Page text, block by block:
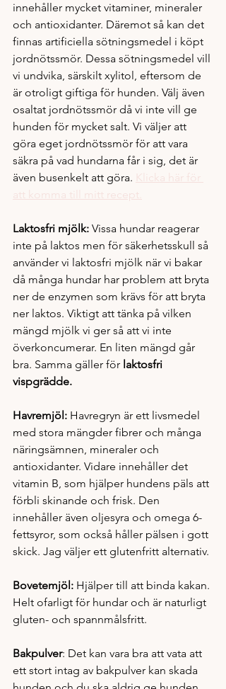
innehåller mycket vitaminer, mineraler
och antioxidanter. Däremot så kan det
finnas artificiella sötningsmedel i köpt
jordnötssmör. Dessa sötningsmedel vill
vi undvika, särskilt xylitol, eftersom de
är otroligt giftiga för hunden. Välj även
osaltat jordnötssmör då vi inte vill ge
hunden för mycket salt. Vi väljer att
göra eget jordnötssmör för att vara
säkra på vad hundarna får i sig, det är
även busenkelt att göra.
Klicka här för
att komma till mitt recept.
Laktosfri mjölk: Vissa hundar reagerar
inte på laktos men för säkerhetsskull så
använder vi laktosfri mjölk när vi bakar
då många hundar har problem att bryta
ner de enzymen som krävs för att bryta
ner laktos. Viktigt att tänka på vilken
mängd mjölk vi ger så att vi inte
överkoncumerar. En liten mängd går
bra. Samma gäller för laktosfri
vispgrädde.
Havremjöl: Havregryn är ett livsmedel
med stora mängder fibrer och många
näringsämnen, mineraler och
antioxidanter. Vidare innehåller det
vitamin B, som hjälper hundens päls att
förbli skinande och frisk. Den
innehåller även oljesyra och omega 6-
fettsyror, som också håller pälsen i gott
skick. Jag väljer ett glutenfritt alternativ.
Bovetemjöl: Hjälper till att binda kakan.
Helt ofarligt för hundar och är naturligt
gluten- och spannmålsfritt.
Bakpulver: Det kan vara bra att vata att
ett stort intag av bakpulver kan skada